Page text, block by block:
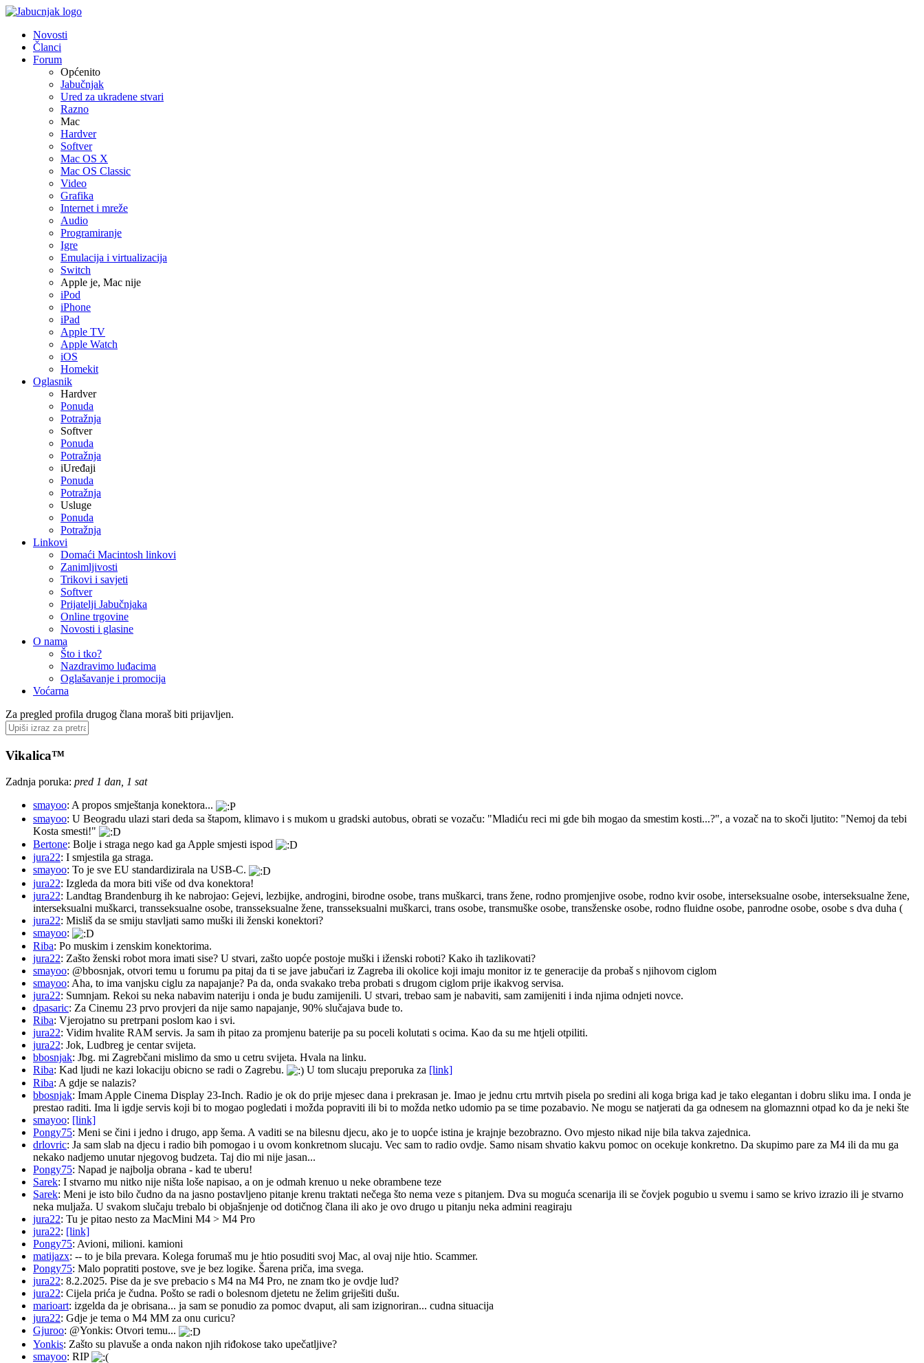
Novosti
Članci
Forum
Općenito
Jabučnjak
Ured za ukradene stvari
Razno
Mac
Hardver
Softver
Mac OS X
Mac OS Classic
Video
Grafika
Internet i mreže
Audio
Programiranje
Igre
Emulacija i virtualizacija
Switch
Apple je, Mac nije
iPod
iPhone
iPad
Apple TV
Apple Watch
iOS
Homekit
Oglasnik
Hardver
Ponuda
Potražnja
Softver
Ponuda
Potražnja
iUređaji
Ponuda
Potražnja
Usluge
Ponuda
Potražnja
Linkovi
Domaći Macintosh linkovi
Zanimljivosti
Trikovi i savjeti
Softver
Prijatelji Jabučnjaka
Online trgovine
Novosti i glasine
O nama
Što i tko?
Nazdravimo luđacima
Oglašavanje i promocija
Voćarna
Za pregled profila drugog člana moraš biti prijavljen.
Vikalica™
Zadnja poruka: pred 1 dan, 1 sat
smayoo: A propos smještanja konektora...
smayoo: U Beogradu ulazi stari deda sa štapom, klimavo i s mukom u gradski autobus, obrati se vozaču: "Mladiću reci mi gde bih mogao da smestim kosti...?", a vozač na to skoči ljutito: "Nemoj da tebi
Kosta smesti!"
Bertone: Bolje i straga nego kad ga Apple smjesti ispod
jura22: I smjestila ga straga.
smayoo: To je sve EU standardizirala na USB-C.
jura22: Izgleda da mora biti više od dva konektora!
jura22: Landtag Brandenburg ih ke nabrojao: Gejevi, lezbijke, androgini, birodne osobe, trans muškarci, trans žene, rodno promjenjive osobe, rodno kvir osobe, interseksualne osobe, interseksualne žene,
interseksualni muškarci, transseksualne osobe, transseksualne žene, transseksualni muškarci, trans osobe, transmuške osobe, transženske osobe, rodno fluidne osobe, panrodne osobe, osobe s dva duha (
jura22: Misliš da se smiju stavljati samo muški ili ženski konektori?
smayoo:
Riba: Po muskim i zenskim konektorima.
jura22: Zašto ženski robot mora imati sise? U stvari, zašto uopće postoje muški i iženski roboti? Kako ih tazlikovati?
smayoo: @bbosnjak, otvori temu u forumu pa pitaj da ti se jave jabučari iz Zagreba ili okolice koji imaju monitor iz te generacije da probaš s njihovom ciglom
smayoo: Aha, to ima vanjsku ciglu za napajanje? Pa da, onda svakako treba probati s drugom ciglom prije ikakvog servisa.
jura22: Sumnjam. Rekoi su neka nabavim nateriju i onda je budu zamijenili. U stvari, trebao sam je nabaviti, sam zamijeniti i inda njima odnjeti novce.
dpasaric: Za Cinemu 23 prvo provjeri da nije samo napajanje, 90% slučajava bude to.
Riba: Vjerojatno su pretrpani poslom kao i svi.
jura22: Vidim hvalite RAM servis. Ja sam ih pitao za promjenu baterije pa su poceli kolutati s ocima. Kao da su me htjeli otpiliti.
jura22: Jok, Ludbreg je centar svijeta.
bbosnjak: Jbg. mi Zagrebčani mislimo da smo u cetru svijeta. Hvala na linku.
Riba: Kad ljudi ne kazi lokaciju obicno se radi o Zagrebu. U tom slucaju preporuka za [link]
Riba: A gdje se nalazis?
bbosnjak: Imam Apple Cinema Display 23-Inch. Radio je ok do prije mjesec dana i prekrasan je. Imao je jednu crtu mrtvih pisela po sredini ali koga briga kad je tako elegantan i dobru sliku ima. I onda je
prestao raditi. Ima li igdje servis koji bi to mogao pogledati i možda popraviti ili bi to možda netko udomio pa se time pozabavio. Ne mogu se natjerati da ga odnesem na glomaznni otpad ko da je neki šte
smayoo: [link]
Pongy75: Meni se čini i jedno i drugo, app šema. A vaditi se na bilesnu djecu, ako je to uopće istina je krajnje bezobrazno. Ovo mjesto nikad nije bila takva zajednica.
drlovric: Ja sam slab na djecu i radio bih pomogao i u ovom konkretnom slucaju. Vec sam to radio ovdje. Samo nisam shvatio kakvu pomoc on ocekuje konkretno. Da skupimo pare za M4 ili da mu ga
nekako nadjemo unutar njegovog budzeta. Taj dio mi nije jasan...
Pongy75: Napad je najbolja obrana - kad te uberu!
Sarek: I stvarno mu nitko nije ništa loše napisao, a on je odmah krenuo u neke obrambene teze
Sarek: Meni je isto bilo čudno da na jasno postavljeno pitanje krenu traktati nečega što nema veze s pitanjem. Dva su moguća scenarija ili se čovjek pogubio u svemu i samo se krivo izrazio ili je stvarno
neka muljaža. U svakom slučaju trebalo bi objašnjenje od dotičnog člana ili ako je ovo drugo u pitanju neka admini reagiraju
jura22: Tu je pitao nesto za MacMini M4 > M4 Pro
jura22: [link]
Pongy75: Avioni, milioni. kamioni
matijazx: -- to je bila prevara. Kolega forumaš mu je htio posuditi svoj Mac, al ovaj nije htio. Scammer.
Pongy75: Malo popratiti postove, sve je bez logike. Šarena priča, ima svega.
jura22: 8.2.2025. Pise da je sve prebacio s M4 na M4 Pro, ne znam tko je ovdje lud?
jura22: Cijela prića je čudna. Pošto se radi o bolesnom djetetu ne želim griješiti dušu.
marioart: izgelda da je obrisana... ja sam se ponudio za pomoc dvaput, ali sam izignoriran... cudna situacija
jura22: Gdje je tema o M4 MM za onu curicu?
Gjuroo: @Yonkis: Otvori temu...
Yonkis: Zašto su plavuše a onda nakon njih riđokose tako upečatljive?
smayoo: RIP